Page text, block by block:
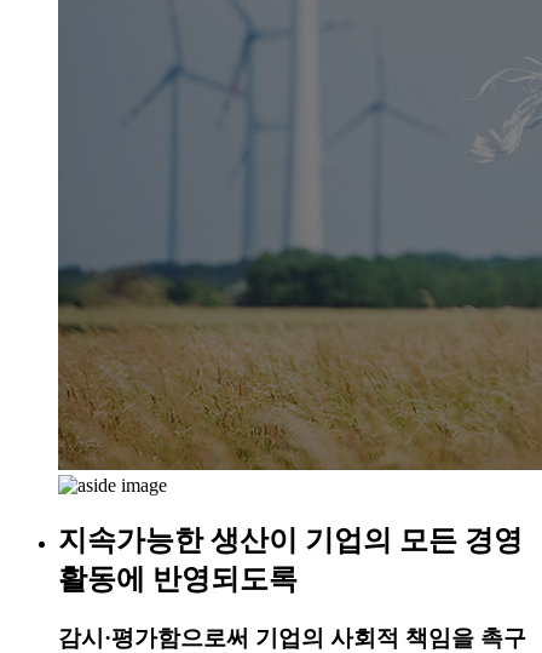
지속가능한 생산이 기업의 모든 경영
활동에 반영되도록
감시·평가함으로써 기업의 사회적 책임을 촉구